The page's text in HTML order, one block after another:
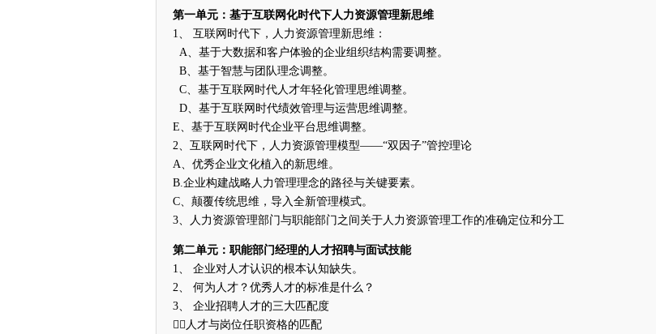
第一单元：基于互联网化时代下人力资源管理新思维
1、 互联网时代下，人力资源管理新思维：
A、基于大数据和客户体验的企业组织结构需要调整。
B、基于智慧与团队理念调整。
C、基于互联网时代人才年轻化管理思维调整。
D、基于互联网时代绩效管理与运营思维调整。
E、基于互联网时代企业平台思维调整。
2、互联网时代下，人力资源管理模型——“双因子”管控理论
A、优秀企业文化植入的新思维。
B.企业构建战略人力管理理念的路径与关键要素。
C、颠覆传统思维，导入全新管理模式。
3、人力资源管理部门与职能部门之间关于人力资源管理工作的准确定位和分工
第二单元：职能部门经理的人才招聘与面试技能
1、 企业对人才认识的根本认知缺失。
2、 何为人才？优秀人才的标准是什么？
3、 企业招聘人才的三大匹配度
人才与岗位任职资格的匹配